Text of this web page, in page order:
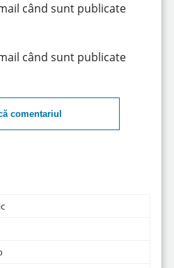
când sunt publicate
când sunt publicate
comentariul